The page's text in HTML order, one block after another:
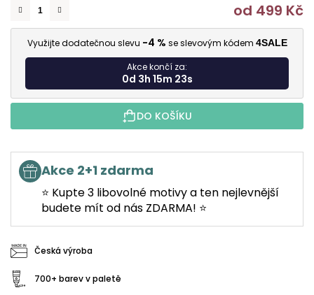
od 499 Kč
Využijte dodatečnou slevu -4 % se slevovým kódem 4SALE
Akce končí za:
0d 3h 15m 22s
DO KOŠÍKU
Akce 2+1 zdarma
⭐ Kupte 3 libovolné motivy a ten nejlevnější
budete mít od nás ZDARMA! ⭐
Česká výroba
700+ barev v paletě